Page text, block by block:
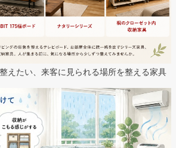
えたい、来客に見られる場所を整える家具